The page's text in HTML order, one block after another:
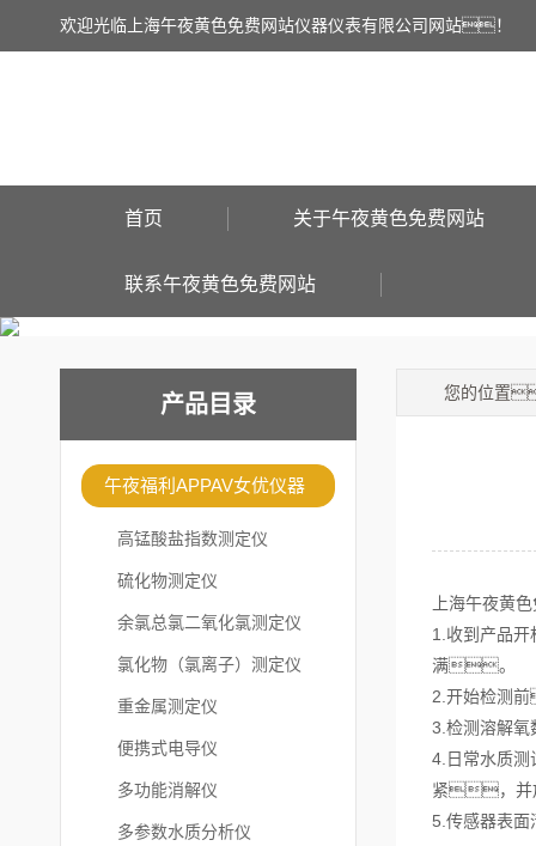
欢迎光临上海午夜黄色免费网站仪器仪表有限公司网站！
首页 关于午夜黄色免费网站
联系午夜黄色免费网站
产品目录
午夜福利APPAV女优仪器
高锰酸盐指数测定仪
硫化物测定仪
余氯总氯二氧化氯测定仪
氯化物（氯离子）测定仪
重金属测定仪
便携式电导仪
多功能消解仪
多参数水质分析仪
您的位置
上海午夜黄
1.收到产品
满。
2.开始检测
3.检测溶解
4.日常水质
紧，并
5.传感器表